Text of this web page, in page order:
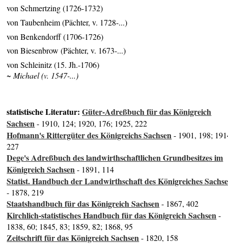
von Schmertzing (1726-1732)
von Taubenheim (Pächter, v. 1728-...)
von Benkendorff (1706-1726)
von Biesenbrow (Pächter, v. 1673-...)
von Schleinitz (15. Jh.-1706)
~ Michael (v. 1547-...)
statistische Literatur:Güter-Adreßbuch für das Königreich
Sachsen- 1910, 124; 1920, 176; 1925, 222
Hofmann's Rittergüter des Königreichs Sachsen- 1901, 198;
227
Dege's Adreßbuch des landwirthschaftlichen Grundbesitzes im
Königreich Sachsen- 1891, 114
Statist. Handbuch der Landwirthschaft des Königreiches
- 1878, 219
Staatshandbuch für das Königreich Sachsen- 1867, 402
Kirchlich-statistisches Handbuch für das Königreich Sachsen-
1838, 60; 1845, 83; 1859, 82; 1868, 95
Zeitschrift für das Königreich Sachsen- 1820, 158